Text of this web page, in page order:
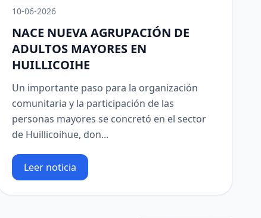
10-06-2026
NACE NUEVA AGRUPACIÓN DE
ADULTOS MAYORES EN
HUILLICOIHE
Un importante paso para la organización
comunitaria y la participación de las
personas mayores se concretó en el sector
de Huillicoihue, don...
Leer noticia